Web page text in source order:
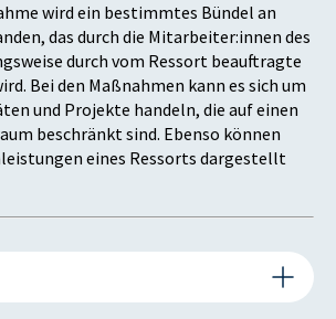
wird ein bestimmtes Bündel an
das durch die Mitarbeiter:innen des
durch vom Ressort beauftragte
Bei den Maßnahmen kann es sich um
und Projekte handeln, die auf einen
beschränkt sind. Ebenso können
eines Ressorts dargestellt